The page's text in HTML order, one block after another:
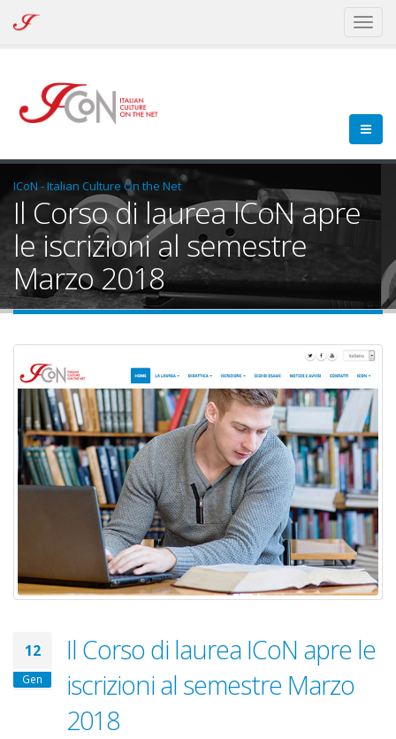
ICoN
On
the
Net
ICoN - Italian Culture On the Net
Il Corso di laurea ICoN apre
le iscrizioni al semestre
Marzo 2018
home-corso-laurea.jpg
12
Gen
Il Corso di laurea ICoN apre le
iscrizioni al semestre Marzo
2018